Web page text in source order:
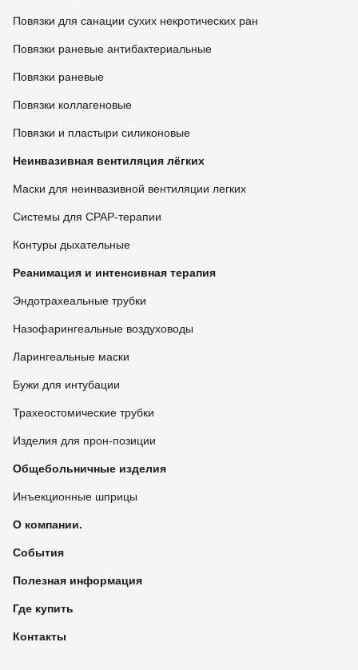
Повязки для санации сухих некротических ран
Повязки раневые антибактериальные
Повязки раневые
Повязки коллагеновые
Повязки и пластыри силиконовые
Неинвазивная вентиляция лёгких
Маски для неинвазивной вентиляции легких
Системы для CPAP-терапии
Контуры дыхательные
Реанимация и интенсивная терапия
Эндотрахеальные трубки
Назофарингеальные воздуховоды
Ларингеальные маски
Бужи для интубации
Трахеостомические трубки
Изделия для прон-позиции
Общебольничные изделия
Инъекционные шприцы
О компании.
События
Полезная информация
Где купить
Контакты